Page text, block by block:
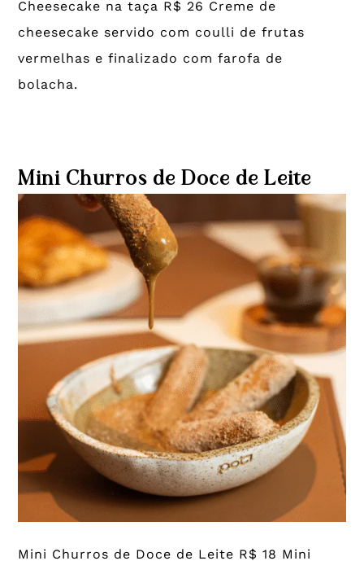
Cheesecake na taça R$ 26 Creme de
cheesecake servido com coulli de frutas
vermelhas e finalizado com farofa de
bolacha.
Mini Churros de Doce de Leite
Mini Churros de Doce de Leite R$ 18 Mini